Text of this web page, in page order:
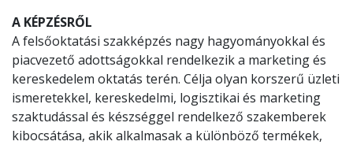
A KÉPZÉSRŐL
A felsőoktatási szakképzés nagy hagyományokkal és
piacvezető adottságokkal rendelkezik a marketing és
kereskedelem oktatás terén. Célja olyan korszerű üzleti
ismeretekkel, kereskedelmi, logisztikai és marketing
szaktudással és készséggel rendelkező szakemberek
kibocsátása, akik alkalmasak a különböző termékek,